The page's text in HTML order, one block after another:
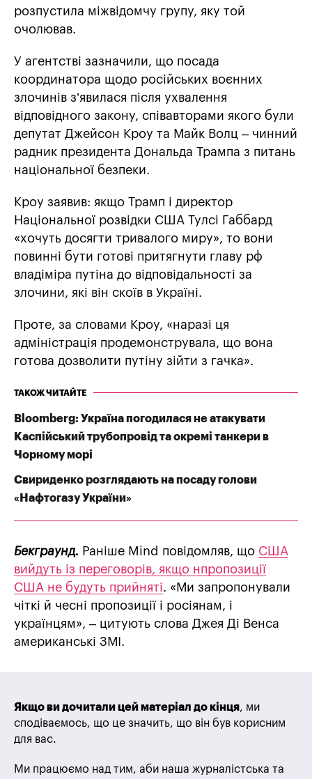
розпустила міжвідомчу групу, яку той
очолював.
У агентстві зазначили, що посада
координатора щодо російських воєнних
злочинів з’явилася після ухвалення
відповідного закону, співавторами якого були
депутат Джейсон Кроу та Майк Волц – чинний
радник президента Дональда Трампа з питань
національної безпеки.
Кроу заявив: якщо Трамп і директор
Національної розвідки США Тулсі Габбард
«хочуть досягти тривалого миру», то вони
повинні бути готові притягнути главу рф
владіміра путіна до відповідальності за
злочини, які він скоїв в Україні.
Проте, за словами Кроу, «наразі ця
адміністрація продемонструвала, що вона
готова дозволити путіну зійти з гачка».
ТАКОЖ ЧИТАЙТЕ
Bloomberg: Україна погодилася не атакувати
Каспійський трубопровід та окремі танкери в
Чорному морі
Свириденко розглядають на посаду голови
«Нафтогазу України»
Бекграунд. Раніше Mind повідомляв, що США
вийдуть із переговорів, якщо нпропозиції
США не будуть прийняті. «Ми запропонували
чіткі й чесні пропозиції і росіянам, і
українцям», – цитують слова Джея Ді Венса
американські ЗМІ.
Якщо ви дочитали цей матеріал до кінця, ми
сподіваємось, що це значить, що він був корисним
для вас.
Ми працюємо над тим, аби наша журналістська та